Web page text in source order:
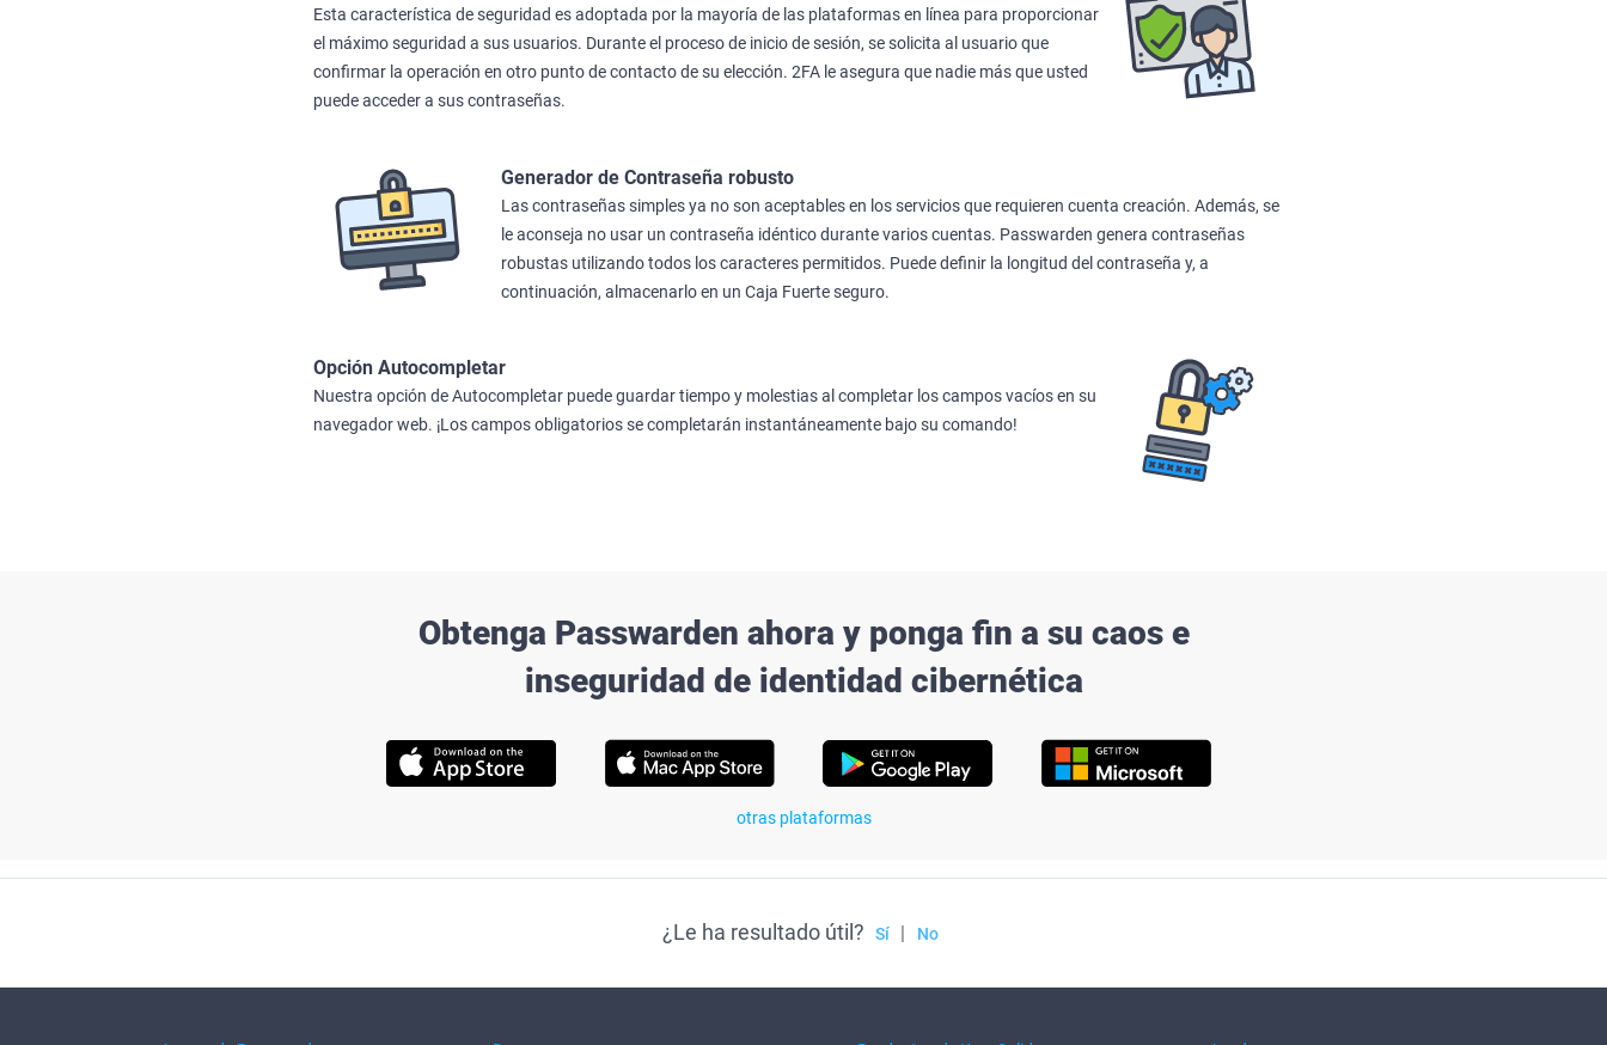
Esta característica de seguridad es adoptada por la mayoría de las plataformas en línea para proporcionar
el máximo seguridad a sus usuarios. Durante el proceso de inicio de sesión, se solicita al usuario que
confirmar la operación en otro punto de contacto de su elección. 2FA le asegura que nadie más que usted
puede acceder a sus contraseñas.
Generador de Contraseña robusto
Las contraseñas simples ya no son aceptables en los servicios que requieren cuenta creación. Además, se
le aconseja no usar un contraseña idéntico durante varios cuentas. Passwarden genera contraseñas
robustas utilizando todos los caracteres permitidos. Puede definir la longitud del contraseña y, a
continuación, almacenarlo en un Caja Fuerte seguro.
Opción Autocompletar
Nuestra opción de Autocompletar puede guardar tiempo y molestias al completar los campos vacíos en su
navegador web. ¡Los campos obligatorios se completarán instantáneamente bajo su comando!
Obtenga Passwarden ahora y ponga fin a su caos e
inseguridad de identidad cibernética
otras plataformas
¿Le ha resultado útil? Sí | No